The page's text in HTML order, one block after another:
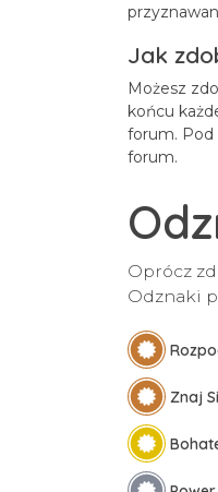
Jak
Możesz
końcu
forum. Pod
forum.
Oprócz
Odznaki
Znaj